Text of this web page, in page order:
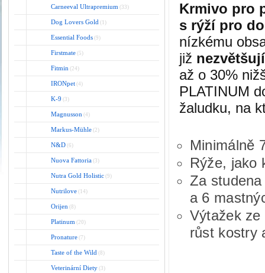
Carneeval Ultrapremium (33)
Dog Lovers Gold (1)
Essential Foods (9)
Firstmate (5)
Fitmin (24)
IRONpet (4)
K-9 (3)
Magnusson (4)
Markus-Mühle (2)
N&D (6)
Nuova Fattoria (3)
Nutra Gold Holistic (9)
Nutrilove (14)
Orijen (8)
Platinum (20)
Pronature (7)
Taste of the Wild (8)
Veterinární Diety (3)
Krmivo pro
s rýží pro
nízkému
již
až o 30%
PLATINUM
žaludku, na
Minimálně
Rýže, jako
Za
a 6
Výtažek
růst kostry